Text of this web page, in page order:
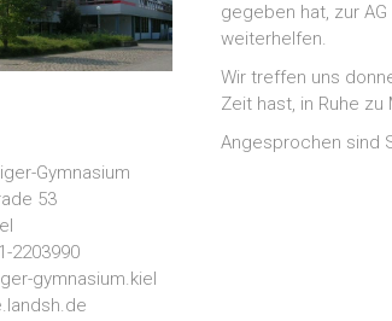
gegeben hat, zur
weiterhelfen.
Wir treffen uns
Zeit hast, in Ruhe
Angesprochen sind
Gymnasium
53
2203990
gymnasium.kiel